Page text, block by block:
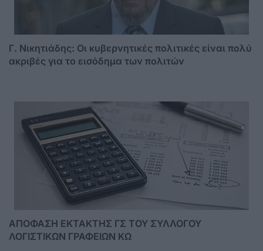
Γ. Νικητιάδης: Οι κυβερνητικές πολιτικές είναι πολύ
ακριβές για το εισόδημα των πολιτών
ΑΠΟΦΑΣΗ ΕΚΤΑΚΤΗΣ ΓΣ ΤΟΥ ΣΥΛΛΟΓΟΥ
ΛΟΓΙΣΤΙΚΩΝ ΓΡΑΦΕΙΩΝ ΚΩ